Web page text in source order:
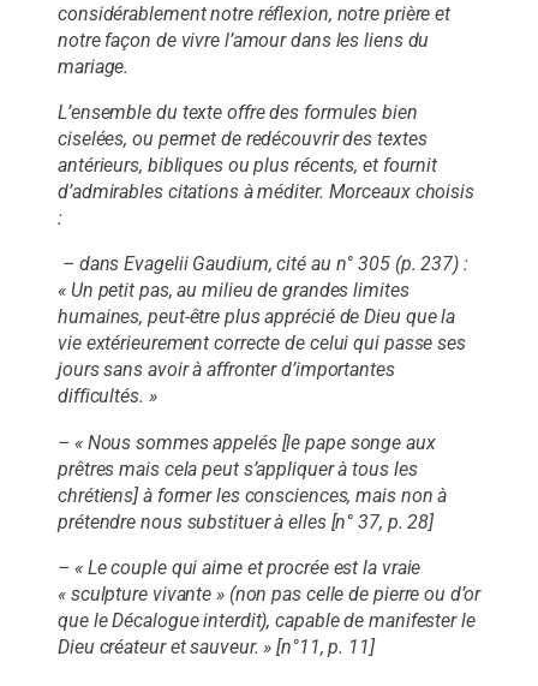
considérablement notre réflexion, notre prière et
notre façon de vivre l’amour dans les liens du
mariage.
L’ensemble du texte offre des formules bien
ciselées, ou permet de redécouvrir des textes
antérieurs, bibliques ou plus récents, et fournit
d’admirables citations à méditer. Morceaux choisis
:
– dans Evagelii Gaudium, cité au n° 305 (p. 237) :
« Un petit pas, au milieu de grandes limites
humaines, peut-être plus apprécié de Dieu que la
vie extérieurement correcte de celui qui passe ses
jours sans avoir à affronter d’importantes
difficultés. »
– « Nous sommes appelés [le pape songe aux
prêtres mais cela peut s’appliquer à tous les
chrétiens] à former les consciences, mais non à
prétendre nous substituer à elles [n° 37, p. 28]
– « Le couple qui aime et procrée est la vraie
« sculpture vivante » (non pas celle de pierre ou d’or
que le Décalogue interdit), capable de manifester le
Dieu créateur et sauveur. » [n°11, p. 11]